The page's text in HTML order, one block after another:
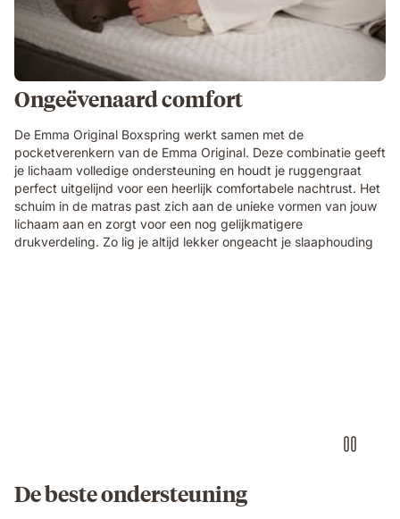
Ongeëvenaard comfort
De Emma Original Boxspring werkt samen met de
pocketverenkern van de Emma Original. Deze combinatie geeft
je lichaam volledige ondersteuning en houdt je ruggengraat
perfect uitgelijnd voor een heerlijk comfortabele nachtrust. Het
schuim in de matras past zich aan de unieke vormen van jouw
lichaam aan en zorgt voor een nog gelijkmatigere
drukverdeling. Zo lig je altijd lekker ongeacht je slaaphouding
De beste ondersteuning